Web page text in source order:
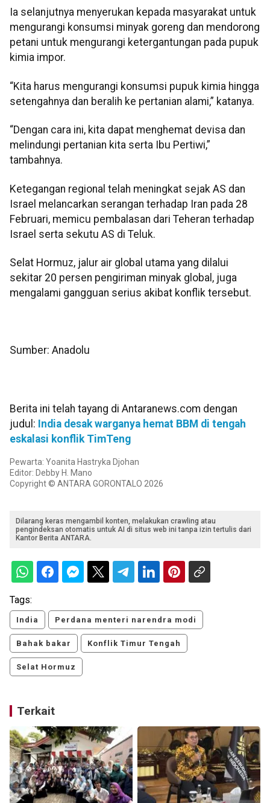
Ia selanjutnya menyerukan kepada masyarakat untuk
mengurangi konsumsi minyak goreng dan mendorong
petani untuk mengurangi ketergantungan pada pupuk
kimia impor.
“Kita harus mengurangi konsumsi pupuk kimia hingga
setengahnya dan beralih ke pertanian alami,” katanya.
“Dengan cara ini, kita dapat menghemat devisa dan
melindungi pertanian kita serta Ibu Pertiwi,”
tambahnya.
Ketegangan regional telah meningkat sejak AS dan
Israel melancarkan serangan terhadap Iran pada 28
Februari, memicu pembalasan dari Teheran terhadap
Israel serta sekutu AS di Teluk.
Selat Hormuz, jalur air global utama yang dilalui
sekitar 20 persen pengiriman minyak global, juga
mengalami gangguan serius akibat konflik tersebut.
Sumber: Anadolu
Berita ini telah tayang di Antaranews.com dengan
judul: India desak warganya hemat BBM di tengah
eskalasi konflik TimTeng
Pewarta: Yoanita Hastryka Djohan
Editor: Debby H. Mano
Copyright © ANTARA GORONTALO 2026
Dilarang keras mengambil konten, melakukan crawling atau
pengindeksan otomatis untuk AI di situs web ini tanpa izin tertulis dari
Kantor Berita ANTARA.
Tags:
India Perdana menteri narendra modi
Bahak bakar Konflik Timur Tengah
Selat Hormuz
Terkait